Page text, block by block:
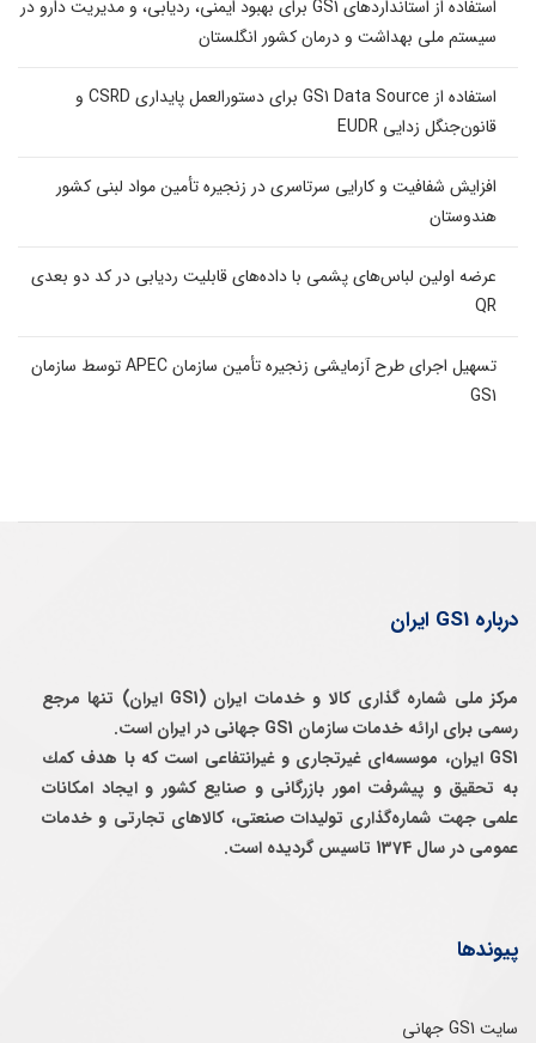
استفاده از استانداردهای GS1 برای بهبود ایمنی، ردیابی، و مدیریت دارو در
سیستم ملی بهداشت و درمان کشور انگلستان
استفاده از GS1 Data Source برای دستورالعمل پایداری CSRD و
قانون‌جنگل زدایی EUDR
افزایش شفافیت و کارایی سرتاسری در زنجیره تأمین مواد لبنی کشور
هندوستان
عرضه اولین لباس‌های پشمی با داده‌های قابلیت ردیابی در کد دو بعدی
QR
تسهیل اجرای طرح آزمایشی زنجیره تأمین سازمان APEC توسط سازمان
GS1
درباره GS1 ایران
مرکز ملی شماره گذاری کالا و خدمات ایران (GS1 ایران) تنها مرجع
رسمی برای ارائه خدمات سازمان GS1 جهانی در ایران است.
GS1 ایران، موسسه‌ای غيرتجاری و غيرانتفاعی است كه با هدف كمك
به تحقيق و پيشرفت امور بازرگانی و صنايع كشور و ايجاد امكانات
علمی جهت شماره‌گذاری توليدات صنعتی، كالاهای تجارتی و خدمات
عمومی در سال 1374 تاسيس گرديده است.
پیوندها
سایت GS1 جهانی